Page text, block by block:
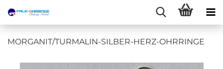
MORGANIT/TURMALIN-SILBER-HERZ-OHRRINGE